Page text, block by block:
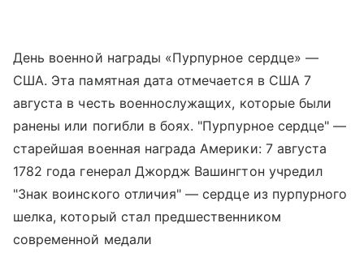
День военной награды «Пурпурное сердце» —
США. Эта памятная дата отмечается в США 7
августа в честь военнослужащих, которые были
ранены или погибли в боях. "Пурпурное сердце" —
старейшая военная награда Америки: 7 августа
1782 года генерал Джордж Вашингтон учредил
"Знак воинского отличия" — сердце из пурпурного
шелка, который стал предшественником
современной медали